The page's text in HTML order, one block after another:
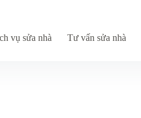
vụ sửa nhà Tư vấn sửa nhà